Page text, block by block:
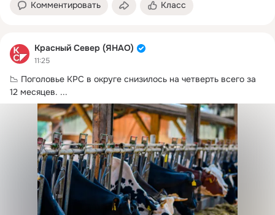
Комментировать Класс
Красный Север (ЯНАО)
11:25
📉 Поголовье КРС в округе снизилось на четверть всего за
12 месяцев. ...